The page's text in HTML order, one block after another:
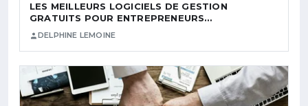
LES MEILLEURS LOGICIELS DE GESTION
GRATUITS POUR ENTREPRENEURS…
DELPHINE LEMOINE